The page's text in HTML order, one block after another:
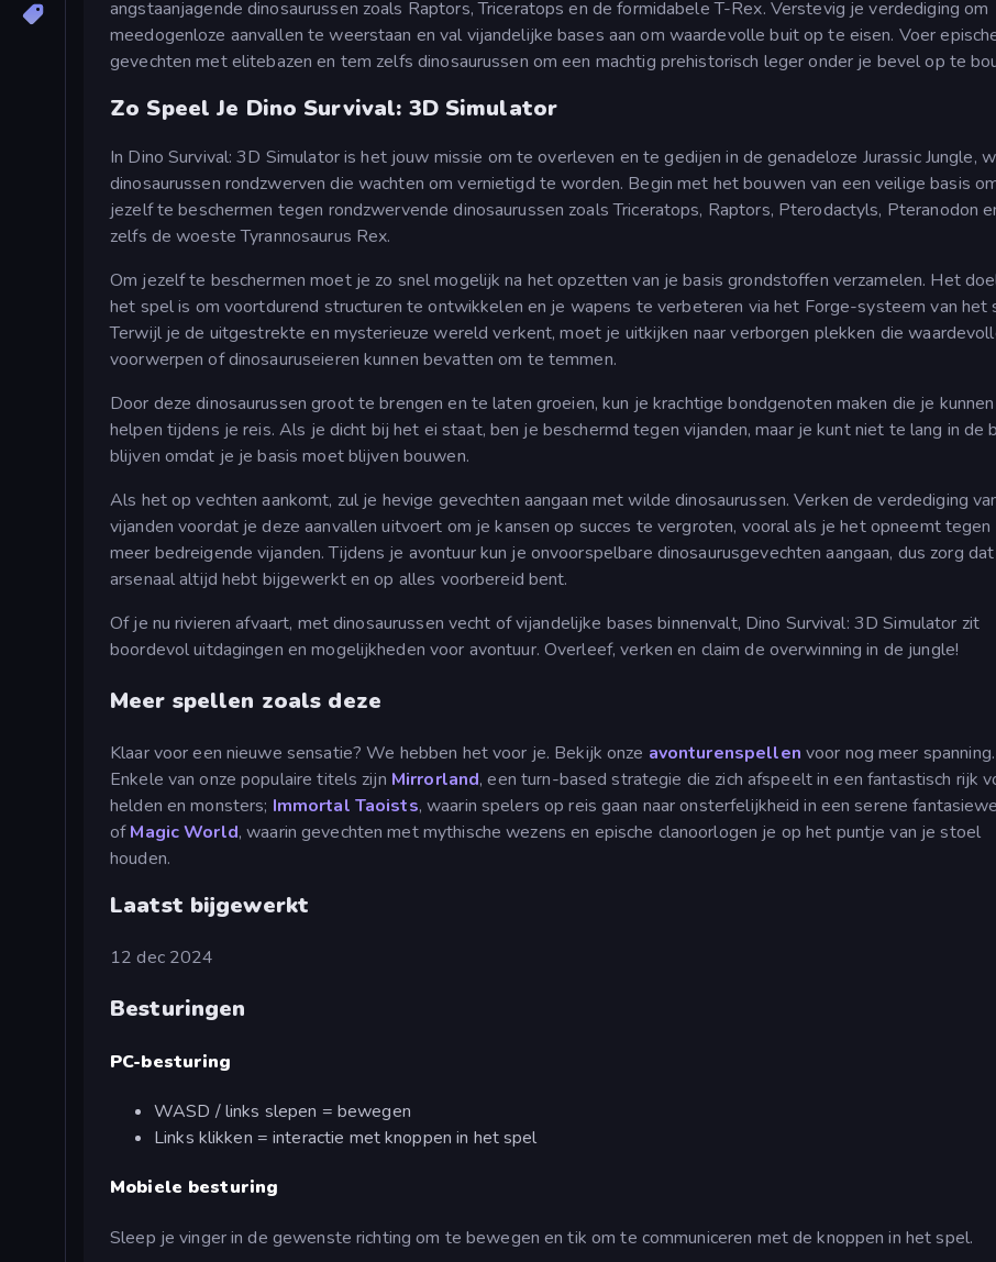
angstaanjagende dinosaurussen zoals Raptors, Triceratops en de formidabele T-Rex. Verstevig je verdediging om
meedogenloze aanvallen te weerstaan en val vijandelijke bases aan om waardevolle buit op te eisen. Voer
gevechten met elitebazen en tem zelfs dinosaurussen om een machtig prehistorisch leger onder je bevel op te
Zo Speel Je Dino Survival: 3D Simulator
In Dino Survival: 3D Simulator is het jouw missie om te overleven en te gedijen in de genadeloze Jurassic Jungle,
dinosaurussen rondzwerven die wachten om vernietigd te worden. Begin met het bouwen van een veilige basis
jezelf te beschermen tegen rondzwervende dinosaurussen zoals Triceratops, Raptors, Pterodactyls, Pteranodon
zelfs de woeste Tyrannosaurus Rex.
Om jezelf te beschermen moet je zo snel mogelijk na het opzetten van je basis grondstoffen verzamelen. Het
het spel is om voortdurend structuren te ontwikkelen en je wapens te verbeteren via het Forge-systeem van het
Terwijl je de uitgestrekte en mysterieuze wereld verkent, moet je uitkijken naar verborgen plekken die
voorwerpen of dinosauruseieren kunnen bevatten om te temmen.
Door deze dinosaurussen groot te brengen en te laten groeien, kun je krachtige bondgenoten maken die je kunnen
helpen tijdens je reis. Als je dicht bij het ei staat, ben je beschermd tegen vijanden, maar je kunt niet te lang in de
blijven omdat je je basis moet blijven bouwen.
Als het op vechten aankomt, zul je hevige gevechten aangaan met wilde dinosaurussen. Verken de verdediging
vijanden voordat je deze aanvallen uitvoert om je kansen op succes te vergroten, vooral als je het opneemt tegen
meer bedreigende vijanden. Tijdens je avontuur kun je onvoorspelbare dinosaurusgevechten aangaan, dus zorg
arsenaal altijd hebt bijgewerkt en op alles voorbereid bent.
Of je nu rivieren afvaart, met dinosaurussen vecht of vijandelijke bases binnenvalt, Dino Survival: 3D Simulator zit
boordevol uitdagingen en mogelijkheden voor avontuur. Overleef, verken en claim de overwinning in de jungle!
Meer spellen zoals deze
Klaar voor een nieuwe sensatie? We hebben het voor je. Bekijk onze avonturenspellen voor nog meer spanning.
Enkele van onze populaire titels zijn Mirrorland, een turn-based strategie die zich afspeelt in een fantastisch rijk
helden en monsters; Immortal Taoists, waarin spelers op reis gaan naar onsterfelijkheid in een serene
ofMagic World, waarin gevechten met mythische wezens en epische clanoorlogen je op het puntje van je stoel
houden.
Laatst bijgewerkt
12 dec 2024
Besturingen
PC-besturing
WASD / links slepen = bewegen
Links klikken = interactie met knoppen in het spel
Mobiele besturing
Sleep je vinger in de gewenste richting om te bewegen en tik om te communiceren met de knoppen in het spel.